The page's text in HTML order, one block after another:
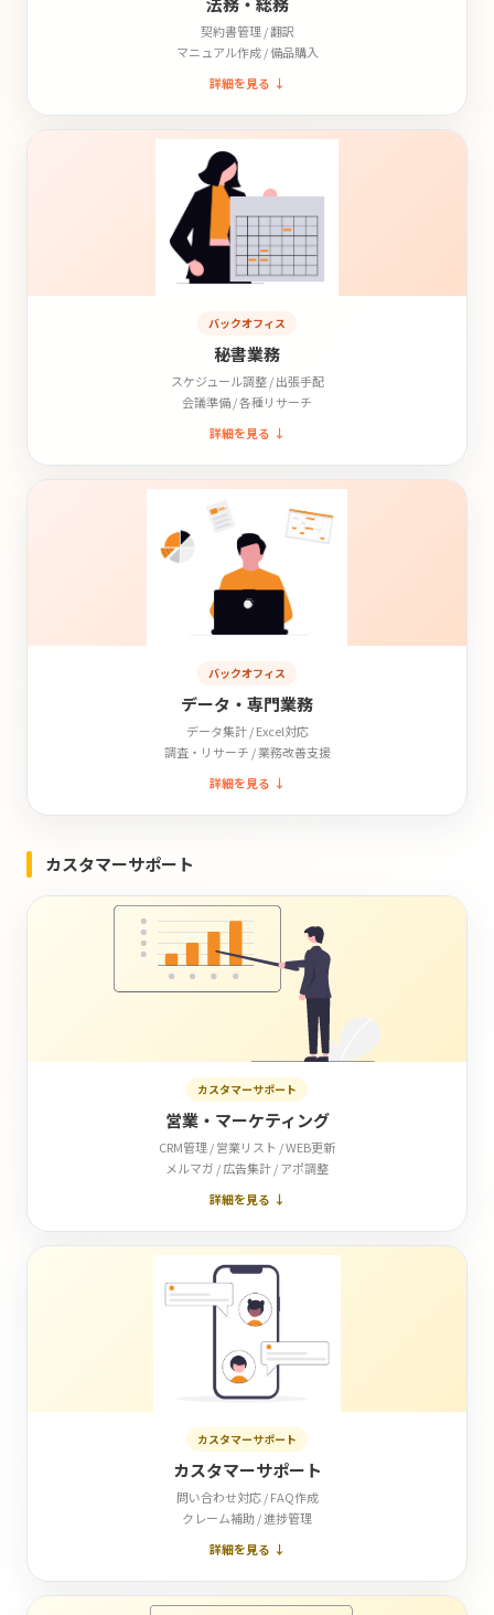
契約書管理 / 翻訳
マニュアル作成 / 備品購入
詳細を見る ↓
バックオフィス
秘書業務
スケジュール調整 / 出張手配
会議準備 / 各種リサーチ
詳細を見る ↓
バックオフィス
データ・専門業務
データ集計 / Excel対応
調査・リサーチ / 業務改善支援
詳細を見る ↓
カスタマーサポート
カスタマーサポート
営業・マーケティング
CRM管理 / 営業リスト / WEB更新
メルマガ / 広告集計 / アポ調整
詳細を見る ↓
カスタマーサポート
カスタマーサポート
問い合わせ対応 / FAQ作成
クレーム補助 / 進捗管理
詳細を見る ↓